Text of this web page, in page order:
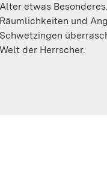
Alter etwas
Räumlichkeiten und
Schwetzingen
Welt der Herrscher.